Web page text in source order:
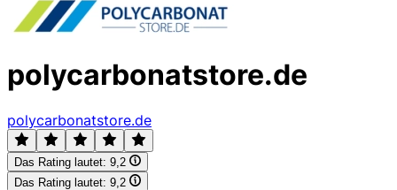
polycarbonatstore.de
polycarbonatstore.de
Das Rating lautet: 9,2
Das Rating lautet: 9,2